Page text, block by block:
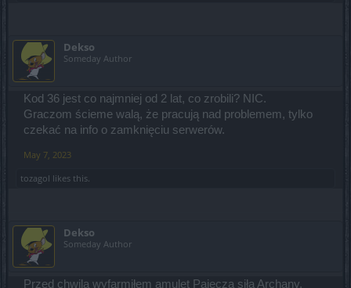
Dekso
Someday Author
Kod 36 jest co najmniej od 2 lat, co zrobili? NIC.
Graczom ścieme walą, że pracują nad problemem, tylko
czekać na info o zamknięciu serwerów.
May 7, 2023
tozagol likes this.
Dekso
Someday Author
Przed chwilą wyfarmiłem amulet Pajęcza siła Archany,